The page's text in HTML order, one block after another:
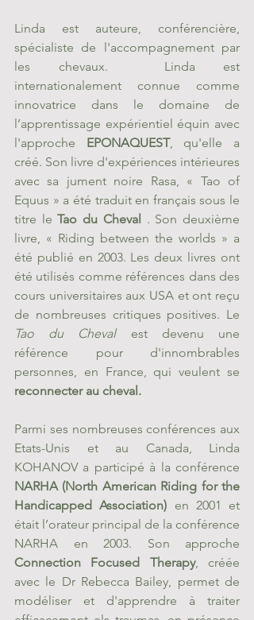
Linda est auteure, conférencière,
spécialiste de l'accompagnement par
les chevaux.  Linda est
internationalement connue comme
innovatrice dans le domaine de
l’apprentissage expérientiel équin avec
l'approche EPONAQUEST, qu'elle a
créé. Son livre d'expériences intérieures
avec sa jument noire Rasa, « Tao of
Equus » a été traduit en français sous le
titre le Tao du Cheval . Son deuxième
livre, « Riding between the worlds » a
été publié en 2003. Les deux livres ont
été utilisés comme références dans des
cours universitaires aux USA et ont reçu
Tao du Cheval est devenu une
référence pour d'innombrables
reconnecter au cheval.
Parmi ses nombreuses conférences aux
Etats-Unis et au Canada, Linda
NARHA (North American Riding for the
Handicapped Association) en 2001 et
était l’orateur principal de la conférence
Connection Focused Therapy, créée
avec le Dr Rebecca Bailey, permet de
modéliser et d'apprendre à traiter